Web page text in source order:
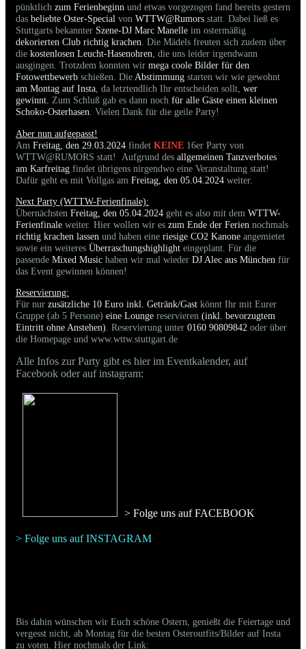
pünktlich zum Ferienbeginn und etwas vorgezogen fand bereits gestern
das beliebte Oster-Special von WTTW@Rumors statt. Dabei ließ es
Stuttgarts bekannter Szene-DJ Marc Manelle im ostermäßig
dekorierten Club richtig krachen . Die Mädels freuten sich zudem über
die kostenlosen Leucht-Hasenohren , die uns leider irgendwann
ausgingen. Trotzdem konnten wir mega coole Bilder für den
Fotowettbewerb schießen. Die Abstimmung starten wir wie gewohnt
am Montag auf Insta , da letztendlich Ihr entscheiden sollt, wer
gewinnt. Zum Schluß gab es dann noch für alle Gäste einen kleinen
Schoko-Osterhasen . Vielen Dank für die geile Party!
Aber nun aufgepasst!
Am Freitag, den 29.03.2024 findet KEINE 16er Party von
WTTW@RUMORS statt! Aufgrund des allgemeinen Tanzverbotes
am Karfreitag findet übrigens nirgendwo eine Veranstaltung statt!
Dafür geht es mit Vollgas am Freitag, den 05.04.2024 weiter.
Next Party (WTTW-Ferienfinale):
Übernächsten Freitag, den 05.04.2024 geht es also mit dem WTTW-
Ferienfinale weiter. Hier wollen wir es zum Ende der Ferien nochmals
richtig krachen lassen und haben eine riesige CO2 Kanone angemietet
sowie ein weiteres Überraschungshighlight eingeplant. Für die
passende Mixed Music haben wir mal wieder DJ Alec aus München für
das Event gewinnen können!
Reservierung:
Für nur zusätzliche 10 Euro inkl. Getränk/Gast könnt Ihr mit Eurer
Gruppe (ab 5 Persone) eine Lounge reservieren (inkl. bevorzugtem
Eintritt ohne Anstehen). Reservierung unter 0160 90809842 oder über
die Homepage und www.wttw.stuttgart.de
Alle Infos zur Party gibt es hier im Eventkalender, auf
Facebook oder auf instagram:
> Folge uns auf FACEBOOK
> Folge uns auf INSTAGRAM
Bis dahin wünschen wir Euch schöne Ostern, genießt die Feiertage und
vergesst nicht, ab Montag für die besten Osteroutfits/Bilder auf Insta
zu voten. Hier nochmals der Link: